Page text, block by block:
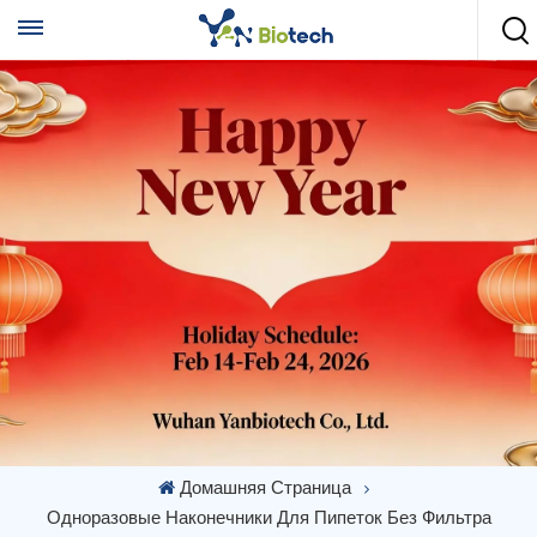
Домашняя Страница
Одноразовые Наконечники Для Пипеток Без Фильтра